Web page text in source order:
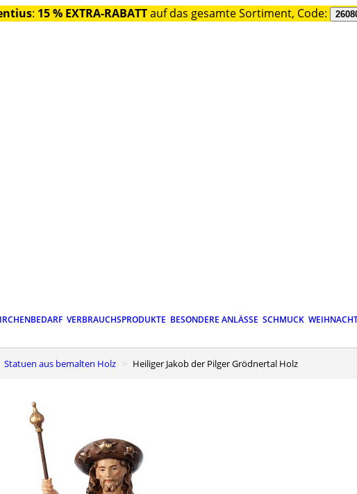
: 15 % EXTRA-RABATTauf das gesamte Sortiment, Code:
VERBRAUCHSPRODUKTE BESONDERE ANLÄSSE SCHMUCK
Statuen aus bemalten Holz Heiliger Jakob der Pilger Grödnertal Holz